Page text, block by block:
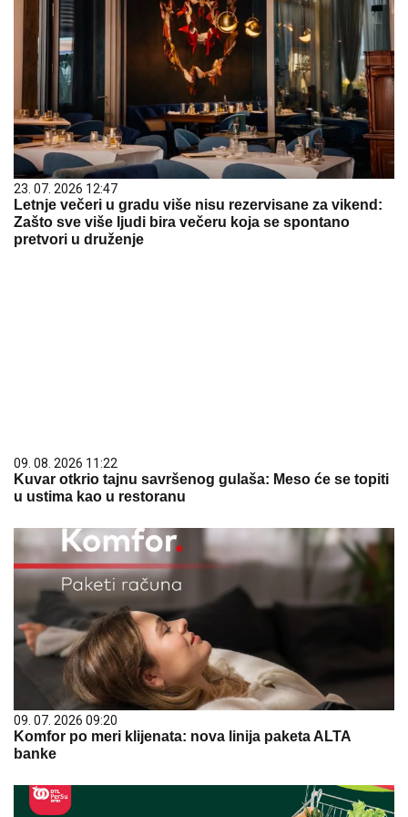
23. 07. 2026 12:47
Letnje večeri u gradu više nisu rezervisane za vikend:
Zašto sve više ljudi bira večeru koja se spontano
pretvori u druženje
09. 08. 2026 11:22
Kuvar otkrio tajnu savršenog gulaša: Meso će se topiti
u ustima kao u restoranu
09. 07. 2026 09:20
Komfor po meri klijenata: nova linija paketa ALTA
banke